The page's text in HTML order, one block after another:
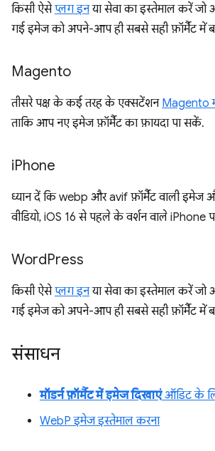
किसी ऐसेप्लग इनया सेवा का इस्तेमाल करें
गई इमेज को अपने-आप ही सबसे सही फ़ॉर्मैट में
Magento
तीसरे पक्ष के कई तरह के एक्सटेंशन Magento
ताकि आप नए इमेज फ़ॉर्मैट का फ़ायदा पा सकें.
iPhone
ध्यान दें कि webp और avif फ़ॉर्मैट वाली इमेज
वीडियो, iOS 16 से पहले के वर्शन वाले iPhone
WordPress
किसी ऐसेप्लग इनया सेवा का इस्तेमाल करें
गई इमेज को अपने-आप ही सबसे सही फ़ॉर्मैट में
संसाधन
मॉडर्न फ़ॉर्मैट में इमेज दिखाएंऑडिट के
WebP इमेज इस्तेमाल करना